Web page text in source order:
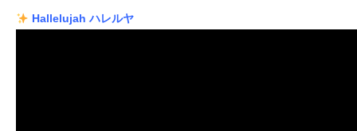
Hallelujah ハレルヤ